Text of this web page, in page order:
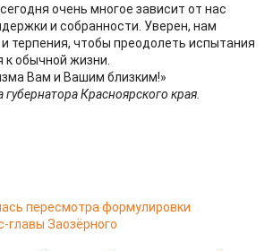
очень многое зависит от нас
и собранности. Уверен, нам
терпения, чтобы преодолеть испытания
к обычной жизни.
Вам и Вашим близким!»
Красноярского края.
пересмотра формулировки
главы Заозёрного